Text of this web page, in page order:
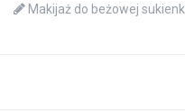
Makijaż do beżowej